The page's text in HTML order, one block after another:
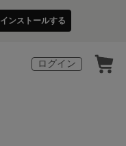
インストールする
ログイン